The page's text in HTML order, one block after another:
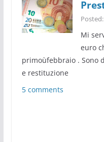
Mi
euro
primoùfebbraio . Sono
e restituzione
5 comments